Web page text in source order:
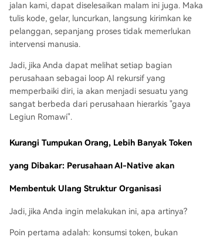
jalan kami, dapat diselesaikan malam ini juga. Maka
tulis kode, gelar, luncurkan, langsung kirimkan ke
pelanggan, sepanjang proses tidak memerlukan
intervensi manusia.
Jadi, jika Anda dapat melihat setiap bagian
perusahaan sebagai loop AI rekursif yang
memperbaiki diri, ia akan menjadi sesuatu yang
sangat berbeda dari perusahaan hierarkis "gaya
Legiun Romawi".
Kurangi Tumpukan Orang, Lebih Banyak Token
yang Dibakar: Perusahaan AI-Native akan
Membentuk Ulang Struktur Organisasi
Jadi, jika Anda ingin melakukan ini, apa artinya?
Poin pertama adalah: konsumsi token, bukan